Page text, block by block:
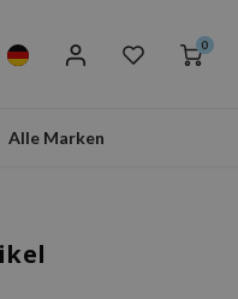
0
Alle Marken